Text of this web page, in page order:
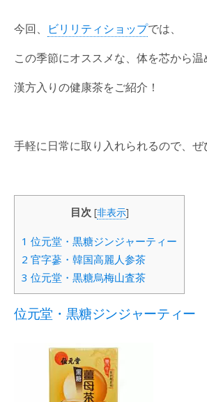
今回、 ビリリティショップでは、
この季節にオススメな、体を芯から温
漢方入りの健康茶をご紹介！
手軽に日常に取り入れられるので、
目次 [非表示]
1 位元堂・黒糖ジンジャーティー
2 官字蔘・韓国高麗人参茶
3 位元堂・黒糖烏梅山査茶
位元堂・黒糖ジンジャーティー